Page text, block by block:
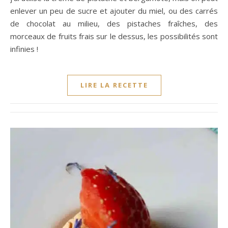
enlever un peu de sucre et ajouter du miel, ou des carrés
de chocolat au milieu, des pistaches fraîches, des
morceaux de fruits frais sur le dessus, les possibilités sont
infinies !
LIRE LA RECETTE